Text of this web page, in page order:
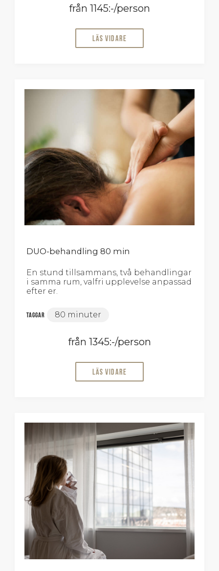
från 1145:-/person
Läs vidare
DUO-behandling 80 min
En stund tillsammans, två behandlingar
i samma rum, valfri upplevelse anpassad
efter er.
Taggar 80 minuter
från 1345:-/person
Läs vidare